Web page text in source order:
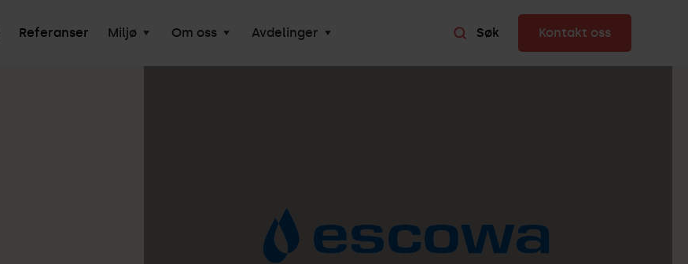
Referanser Miljø Om oss Avdelinger Søk Kontakt oss